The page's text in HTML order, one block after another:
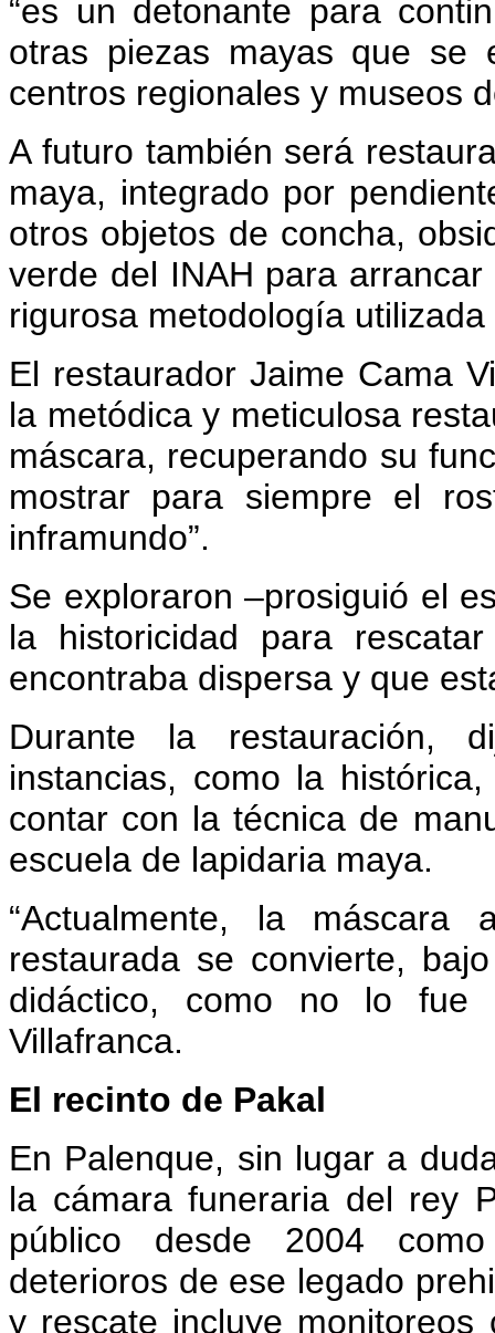
“es un detonante para
otras piezas mayas que se
centros regionales y museos
A futuro también será
maya, integrado por
otros objetos de concha,
verde del INAH para
rigurosa metodología
El restaurador Jaime Cama
la metódica y meticulosa
máscara, recuperando su
mostrar para siempre el
inframundo”.
Se exploraron –prosiguió el
la historicidad para
encontraba dispersa y que
Durante la restauración,
instancias, como la
contar con la técnica de
escuela de lapidaria maya.
“Actualmente, la máscara
restaurada se convierte,
didáctico, como no lo fue
Villafranca.
El recinto de Pakal
En Palenque, sin lugar a
la cámara funeraria del rey
público desde 2004
deterioros de ese legado
y rescate incluye